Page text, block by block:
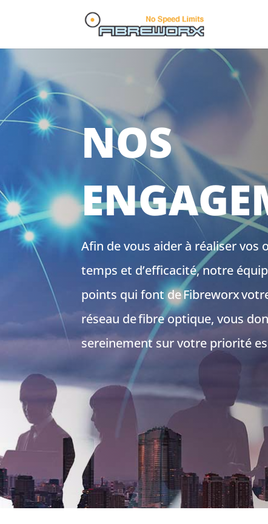
NOS
Afin de vous aider à réaliser
temps et d’efficacité, notre
points qui font deFibreworx
réseau defibre optique, vous
sereinement sur votre priorité